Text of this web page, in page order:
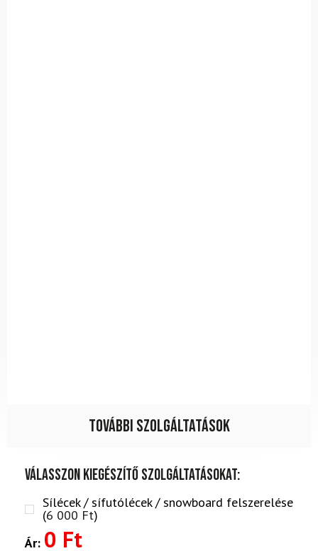
További szolgáltatások
Válasszon kiegészítő szolgáltatásokat:
Sílécek / sífutólécek / snowboard felszerelése
(6 000 Ft)
Ár: 0 Ft